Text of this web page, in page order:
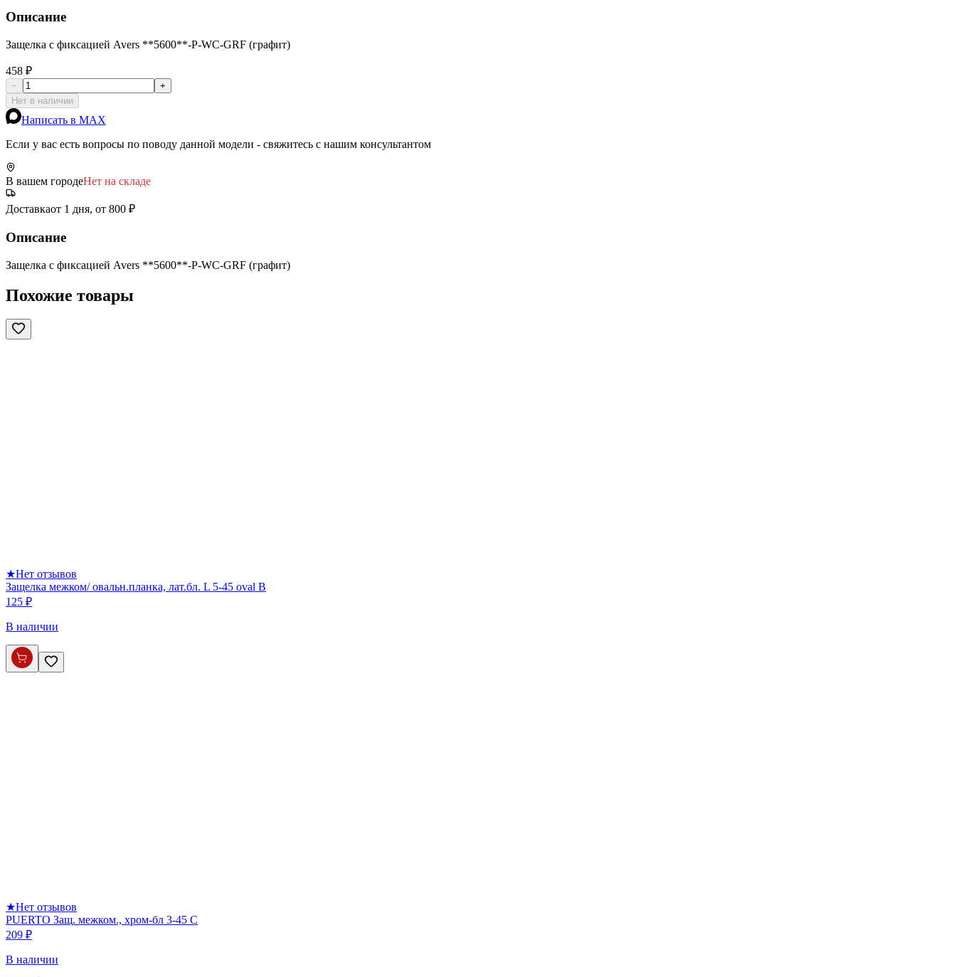
Описание
Защелка с фиксацией Avers **5600**-P-WC-GRF (графит)
458 ₽
−
+
Нет в наличии
Написать в MAX
Если у вас есть вопросы по поводу данной модели - свяжитесь с нашим консультантом
В вашем городеНет на складе
Доставкаот 1 дня, от 800 ₽
Описание
Защелка с фиксацией Avers **5600**-P-WC-GRF (графит)
Похожие товары
★Нет отзывов
Защелка межком/ овальн.планка, лат.бл. L 5-45 oval B
125 ₽
В наличии
★Нет отзывов
PUERTO Защ. межком., хром-бл 3-45 С
209 ₽
В наличии